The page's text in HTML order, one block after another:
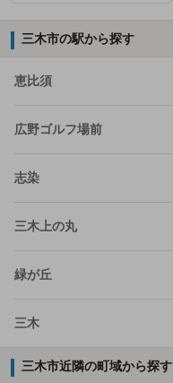
三木市の駅から探す
恵比須
広野ゴルフ場前
志染
三木上の丸
緑が丘
三木
三木市近隣の町域から探す